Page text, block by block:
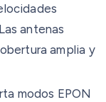
antenas
amplia y
modos EPON